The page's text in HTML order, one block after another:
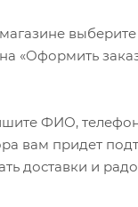
«Оформить
ФИО,
вам придет
доставки и